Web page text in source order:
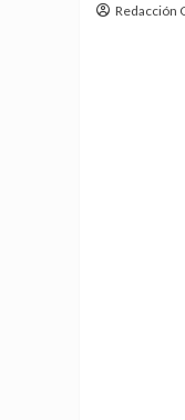
Redacción